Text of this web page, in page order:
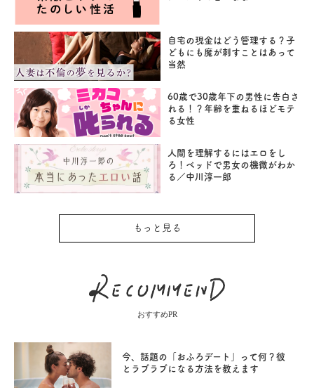
自宅の現金はどう管理する？子
どもにも魔が刺すことはあって
当然
60歳で30歳年下の男性に告白さ
れる！？年齢を重ねるほどモテ
る女性
人間を理解するにはエロをし
ろ！ベッドで男女の機微がわか
る／中川淳一郎
もっと見る
おすすめPR
今、話題の「おふろデート」って何？彼
とラブラブになる方法を教えます